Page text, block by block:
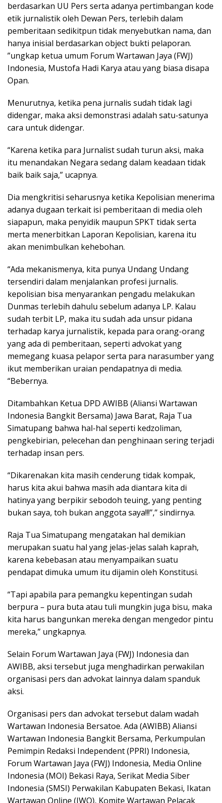
berdasarkan UU Pers serta adanya pertimbangan kode
etik jurnalistik oleh Dewan Pers, terlebih dalam
pemberitaan sedikitpun tidak menyebutkan nama, dan
hanya inisial berdasarkan object bukti pelaporan.
”ungkap ketua umum Forum Wartawan Jaya (FWJ)
Indonesia, Mustofa Hadi Karya atau yang biasa disapa
Opan.
Menurutnya, ketika pena jurnalis sudah tidak lagi
didengar, maka aksi demonstrasi adalah satu-satunya
cara untuk didengar.
“Karena ketika para Jurnalist sudah turun aksi, maka
itu menandakan Negara sedang dalam keadaan tidak
baik baik saja,” ucapnya.
Dia mengkritisi seharusnya ketika Kepolisian menerima
adanya dugaan terkait isi pemberitaan di media oleh
siapapun, maka penyidik maupun SPKT tidak serta
merta menerbitkan Laporan Kepolisian, karena itu
akan menimbulkan kehebohan.
“Ada mekanismenya, kita punya Undang Undang
tersendiri dalam menjalankan profesi jurnalis.
kepolisian bisa menyarankan pengadu melakukan
Dunmas terlebih dahulu sebelum adanya LP. Kalau
sudah terbit LP, maka itu sudah ada unsur pidana
terhadap karya jurnalistik, kepada para orang-orang
yang ada di pemberitaan, seperti advokat yang
memegang kuasa pelapor serta para narasumber yang
ikut memberikan uraian pendapatnya di media.
“Bebernya.
Ditambahkan Ketua DPD AWIBB (Aliansi Wartawan
Indonesia Bangkit Bersama) Jawa Barat, Raja Tua
Simatupang bahwa hal-hal seperti kedzoliman,
pengkebirian, pelecehan dan penghinaan sering terjadi
terhadap insan pers.
“Dikarenakan kita masih cenderung tidak kompak,
harus kita akui bahwa masih ada diantara kita di
hatinya yang berpikir sebodoh teuing, yang penting
bukan saya, toh bukan anggota saya!!!”,” sindirnya.
Raja Tua Simatupang mengatakan hal demikian
merupakan suatu hal yang jelas-jelas salah kaprah,
karena kebebasan atau menyampaikan suatu
pendapat dimuka umum itu dijamin oleh Konstitusi.
“Tapi apabila para pemangku kepentingan sudah
berpura – pura buta atau tuli mungkin juga bisu, maka
kita harus bangunkan mereka dengan mengedor pintu
mereka,” ungkapnya.
Selain Forum Wartawan Jaya (FWJ) Indonesia dan
AWIBB, aksi tersebut juga menghadirkan perwakilan
organisasi pers dan advokat lainnya dalam spanduk
aksi.
Organisasi pers dan advokat tersebut dalam wadah
Wartawan Indonesia Bersatoe. Ada (AWIBB) Aliansi
Wartawan Indonesia Bangkit Bersama, Perkumpulan
Pemimpin Redaksi Independent (PPRI) Indonesia,
Forum Wartawan Jaya (FWJ) Indonesia, Media Online
Indonesia (MOI) Bekasi Raya, Serikat Media Siber
Indonesia (SMSI) Perwakilan Kabupaten Bekasi, Ikatan
Wartawan Online (IWO), Komite Wartawan Pelacak